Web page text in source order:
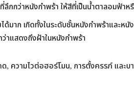
ลึกกว่าหนังกำพร้า ให้สีที่เป็นน้ำตาลอมฟ้า
มาก เกิดทั้งในระดับชั้นหนังกำพร้าและห
าแสดงถึงฝ้าในหนังกำพร้า
, ความไวต่อฮอร์โมน, การตั้งครรภ์ และ